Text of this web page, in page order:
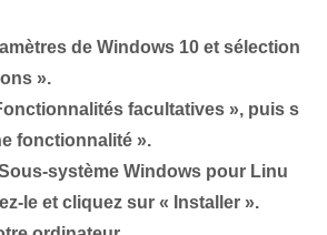
de Windows 10 et sélection
».
facultatives », puis s
fonctionnalité ».
système Windows⁤ pour Linu
le et cliquez sur « Installer ».